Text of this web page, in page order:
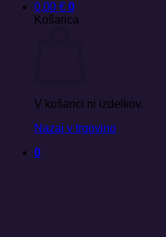
0,00 € 0
Košarica
V košarici ni izdelkov.
Nazaj v trgovino
0